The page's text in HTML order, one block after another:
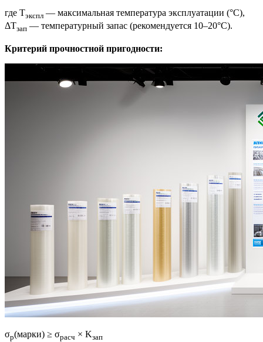
где Tэкспл — максимальная температура эксплуатации (°C),
ΔTзап — температурный запас (рекомендуется 10–20°C).
Критерий прочностной пригодности:
σр(марки) ≥ σрасч × Kзап